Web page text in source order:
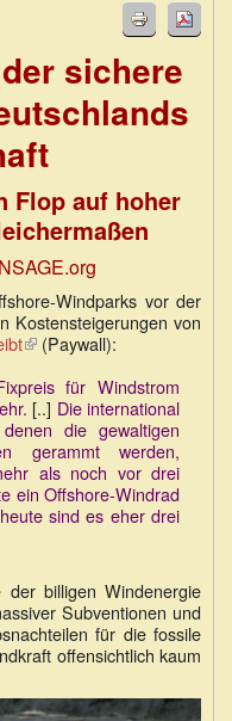
sichere
Flop auf hoher
Windparks vor der
Kostensteigerungen von
(Link
extern)
(Paywall):
für Windstrom
[..] Die international
die gewaltigen
gerammt werden,
als noch vor drei
ein Offshore-Windrad
sind es eher drei
billigen Windenergie
Subventionen und
für die fossile
offensichtlich kaum